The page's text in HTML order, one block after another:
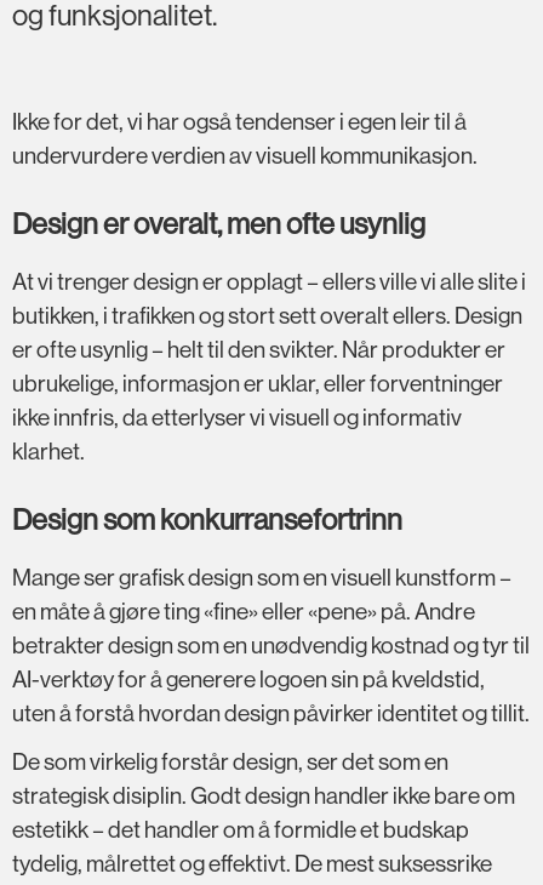
og funksjonalitet.
Ikke for det, vi har også tendenser i egen leir til å
undervurdere verdien av visuell kommunikasjon.
Design er overalt, men ofte usynlig
At vi trenger design er opplagt – ellers ville vi alle slite i
butikken, i trafikken og stort sett overalt ellers. Design
er ofte usynlig – helt til den svikter. Når produkter er
ubrukelige, informasjon er uklar, eller forventninger
ikke innfris, da etterlyser vi visuell og informativ
klarhet.
Design som konkurransefortrinn
Mange ser grafisk design som en visuell kunstform –
en måte å gjøre ting «fine» eller «pene» på. Andre
betrakter design som en unødvendig kostnad og tyr til
AI-verktøy for å generere logoen sin på kveldstid,
uten å forstå hvordan design påvirker identitet og tillit.
De som virkelig forstår design, ser det som en
strategisk disiplin. Godt design handler ikke bare om
estetikk – det handler om å formidle et budskap
tydelig, målrettet og effektivt. De mest suksessrike